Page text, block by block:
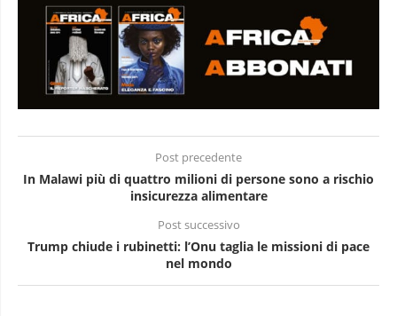
Post precedente
In Malawi più di quattro milioni di persone sono a rischio
insicurezza alimentare
Post successivo
Trump chiude i rubinetti: l’Onu taglia le missioni di pace
nel mondo